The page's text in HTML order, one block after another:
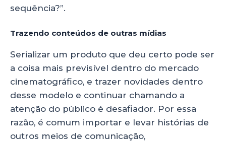
sequência?”.
Trazendo conteúdos de outras mídias
Serializar um produto que deu certo pode ser
a coisa mais previsível dentro do mercado
cinematográfico, e trazer novidades dentro
desse modelo e continuar chamando a
atenção do público é desafiador. Por essa
razão, é comum importar e levar histórias de
outros meios de comunicação,